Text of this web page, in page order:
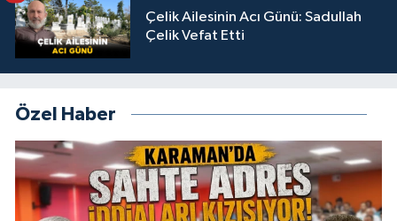
Çelik Ailesinin Acı Günü: Sadullah
Çelik Vefat Etti
Özel Haber